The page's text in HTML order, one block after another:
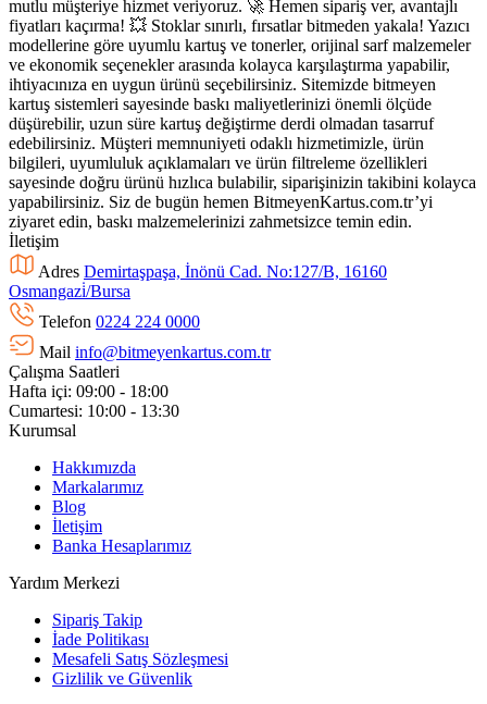
mutlu müşteriye hizmet veriyoruz. 🚀 Hemen sipariş ver, avantajlı
fiyatları kaçırma! 💥 Stoklar sınırlı, fırsatlar bitmeden yakala! Yazıcı
modellerine göre uyumlu kartuş ve tonerler, orijinal sarf malzemeler
ve ekonomik seçenekler arasında kolayca karşılaştırma yapabilir,
ihtiyacınıza en uygun ürünü seçebilirsiniz. Sitemizde bitmeyen
kartuş sistemleri sayesinde baskı maliyetlerinizi önemli ölçüde
düşürebilir, uzun süre kartuş değiştirme derdi olmadan tasarruf
edebilirsiniz. Müşteri memnuniyeti odaklı hizmetimizle, ürün
bilgileri, uyumluluk açıklamaları ve ürün filtreleme özellikleri
sayesinde doğru ürünü hızlıca bulabilir, siparişinizin takibini kolayca
yapabilirsiniz. Siz de bugün hemen BitmeyenKartus.com.tr’yi
ziyaret edin, baskı malzemelerinizi zahmetsizce temin edin.
İletişim
Adres Demirtaşpaşa, İnönü Cad. No:127/B, 16160
Osmangazi̇/Bursa
Telefon 0224 224 0000
Mail info@bitmeyenkartus.com.tr
Çalışma Saatleri
Hafta içi: 09:00 - 18:00
Cumartesi: 10:00 - 13:30
Kurumsal
Hakkımızda
Markalarımız
Blog
İletişim
Banka Hesaplarımız
Yardım Merkezi
Sipariş Takip
İade Politikası
Mesafeli Satış Sözleşmesi
Gizlilik ve Güvenlik